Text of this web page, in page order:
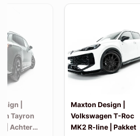
|
Tayron
| Achter
Maxton Design |
Volkswagen T-Roc
MK2 R-line | Pakket